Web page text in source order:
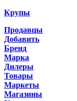
Крупы
Продавцы
Добавить
Бренд
Марка
Дилеры
Товары
Маркеты
Магазины